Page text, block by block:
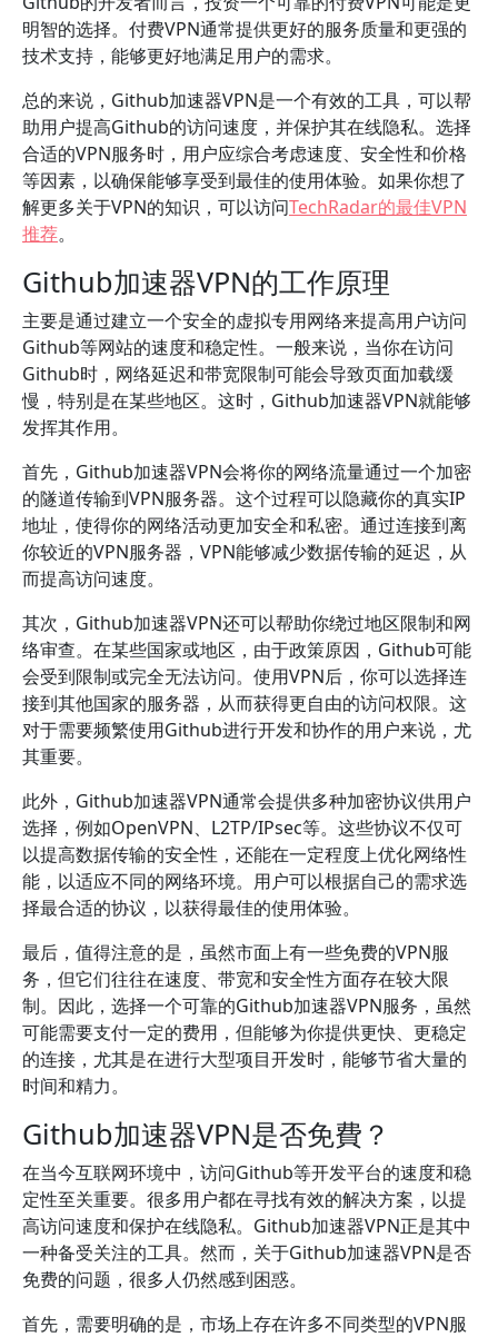
明智的选择。付费VPN通常提供更好的服务质量和更强的
技术支持，能够更好地满足用户的需求。
总的来说，Github加速器VPN是一个有效的工具，可以帮
助用户提高Github的访问速度，并保护其在线隐私。选择
合适的VPN服务时，用户应综合考虑速度、安全性和价格
等因素，以确保能够享受到最佳的使用体验。如果你想了
解更多关于VPN的知识，可以访问TechRadar的最佳VPN
推荐。
Github加速器VPN的工作原理
主要是通过建立一个安全的虚拟专用网络来提高用户访问
Github等网站的速度和稳定性。一般来说，当你在访问
Github时，网络延迟和带宽限制可能会导致页面加载缓
慢，特别是在某些地区。这时，Github加速器VPN就能够
发挥其作用。
首先，Github加速器VPN会将你的网络流量通过一个加密
的隧道传输到VPN服务器。这个过程可以隐藏你的真实IP
地址，使得你的网络活动更加安全和私密。通过连接到离
你较近的VPN服务器，VPN能够减少数据传输的延迟，从
而提高访问速度。
其次，Github加速器VPN还可以帮助你绕过地区限制和网
络审查。在某些国家或地区，由于政策原因，Github可能
会受到限制或完全无法访问。使用VPN后，你可以选择连
接到其他国家的服务器，从而获得更自由的访问权限。这
对于需要频繁使用Github进行开发和协作的用户来说，尤
其重要。
此外，Github加速器VPN通常会提供多种加密协议供用户
选择，例如OpenVPN、L2TP/IPsec等。这些协议不仅可
以提高数据传输的安全性，还能在一定程度上优化网络性
能，以适应不同的网络环境。用户可以根据自己的需求选
择最合适的协议，以获得最佳的使用体验。
最后，值得注意的是，虽然市面上有一些免费的VPN服
务，但它们往往在速度、带宽和安全性方面存在较大限
制。因此，选择一个可靠的Github加速器VPN服务，虽然
可能需要支付一定的费用，但能够为你提供更快、更稳定
的连接，尤其是在进行大型项目开发时，能够节省大量的
时间和精力。
Github加速器VPN是否免費？
在当今互联网环境中，访问Github等开发平台的速度和稳
定性至关重要。很多用户都在寻找有效的解决方案，以提
高访问速度和保护在线隐私。Github加速器VPN正是其中
一种备受关注的工具。然而，关于Github加速器VPN是否
免费的问题，很多人仍然感到困惑。
首先，需要明确的是，市场上存在许多不同类型的VPN服